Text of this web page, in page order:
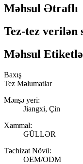
Məhsul Ətraflı
Tez-tez verilən
Məhsul
Baxış
Tez Məlumatlar
Mənşə yeri:
Jiangxi, Çin
Xammal:
GÜLLƏR
Təchizat Növü:
OEM/ODM